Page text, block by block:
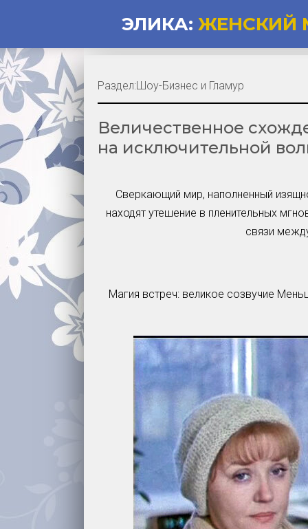
ЭЛИКА: ЖЕНСКИЙ
Величественное
на исключительной
Сверкающий мир, наполненный
находят утешение в пленительных
связи
Магия встреч: великое созвучие
Раздел:Шоу-Бизнес и Гламур